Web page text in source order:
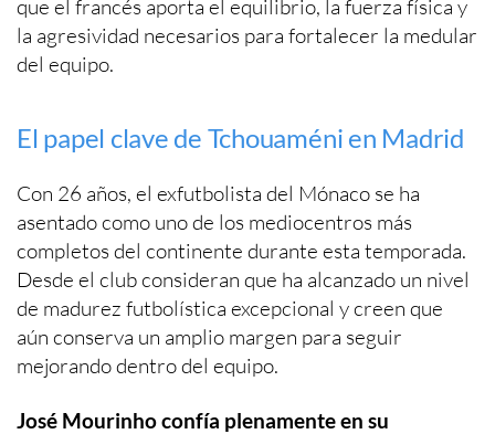
que el francés aporta el equilibrio, la fuerza física y
la agresividad necesarios para fortalecer la medular
del equipo.
El papel clave de Tchouaméni en Madrid
Con 26 años, el exfutbolista del Mónaco se ha
asentado como uno de los mediocentros más
completos del continente durante esta temporada.
Desde el club consideran que ha alcanzado un nivel
de madurez futbolística excepcional y creen que
aún conserva un amplio margen para seguir
mejorando dentro del equipo.
José Mourinho confía plenamente en su